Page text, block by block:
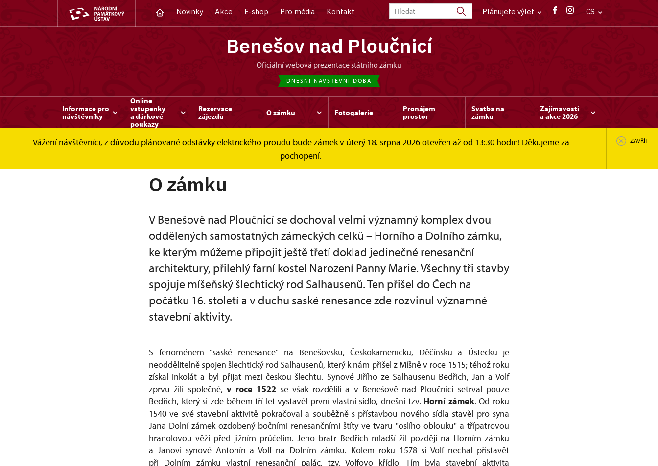
Novinky Akce E-shop Pro média Kontakt Plánujete výlet CS
Benešov nad Ploučnicí
oficiální webová prezentace státního zámku
DNEŠNÍ NÁVŠTĚVNÍ DOBA
Informace pro
návštěvníky
Online
vstupenky
a dárkové
poukazy
Rezervace
zájezdů
O zámku Fotogalerie
Pronájem
prostor
Svatba na
zámku
Zajímavosti
a akce 2026
Vážení návštěvníci, z důvodu plánované odstávky elektrického proudu bude zámek v úterý 18. srpna 2026 otevřen až od 13:30 hodin! Děkujeme za
pochopení.
ZAVŘÍT
Benešov nad Ploučnicí O zámku
O zámku
V Benešově nad Ploučnicí se dochoval velmi významný komplex dvou
oddělených samostatných zámeckých celků – Horního a Dolního zámku,
ke kterým můžeme připojit ještě třetí doklad jedinečné renesanční
architektury, přilehlý farní kostel Narození Panny Marie. Všechny tři stavby
spojuje míšeňský šlechtický rod Salhausenů. Ten přišel do Čech na
počátku 16. století a v duchu saské renesance zde rozvinul významné
stavební aktivity.
S fenoménem "saské renesance" na Benešovsku, Českokamenicku, Děčínsku a Ústecku je
neoddělitelně spojen šlechtický rod Salhausenů, který k nám přišel z Míšně v roce 1515; téhož roku
získal inkolát a byl přijat mezi českou šlechtu. Synové Jiřího ze Salhausenu Bedřich, Jan a Volf
zprvu žili společně, v roce 1522 se však rozdělili a v Benešově nad Ploučnicí setrval pouze
Bedřich, který si zde během tří let vystavěl první vlastní sídlo, dnešní tzv. Horní zámek. Od roku
1540 ve své stavební aktivitě pokračoval a souběžně s přístavbou nového sídla stavěl pro syna
Jana Dolní zámek ozdobený bočními renesančními štíty ve tvaru "oslího oblouku" a třípatrovou
hranolovou věží před jižním průčelím. Jeho bratr Bedřich mladší žil později na Horním zámku
a Janovi synové Antonín a Volf na Dolním zámku. Kolem roku 1578 si Volf nechal přistavět
při Dolním zámku vlastní renesanční palác, tzv. Volfovo křídlo. Tím byla stavební aktivita